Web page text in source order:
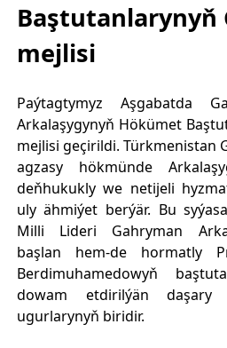
Baştutanlarynyň
mejlisi
Paýtagtymyz Aşgabatda
Arkalaşygynyň Hökümet
mejlisi geçirildi. Türkmenistan
agzasy hökmünde
deňhukukly we netijeli
uly ähmiýet berýär. Bu
Milli Lideri Gahryman
başlan hem-de hormatly
Berdimuhamedowyň
dowam etdirilýän daşary
ugurlarynyň biridir.